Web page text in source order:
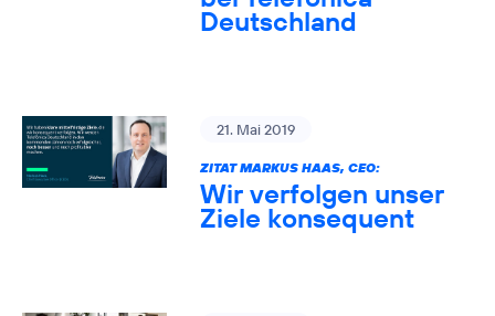
Deutschland
21. Mai 2019
ZITAT MARKUS HAAS, CEO:
Wir verfolgen unser
Ziele konsequent